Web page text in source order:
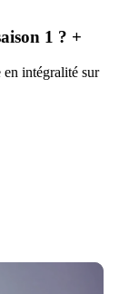
1 ? +
en intégralité sur